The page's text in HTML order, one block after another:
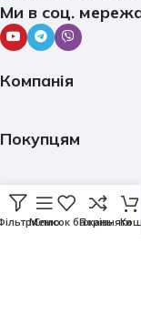
Ми в соц.
Компанія
Покупцям
Каталог
Меню
Список бажань
Порівняти